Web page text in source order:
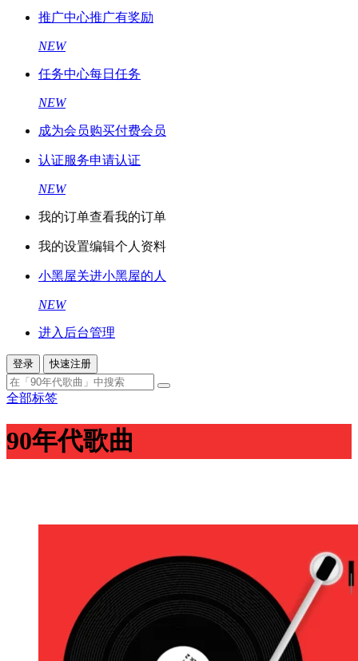
推广中心推广有奖励
NEW
任务中心每日任务
NEW
成为会员购买付费会员
认证服务申请认证
NEW
我的订单查看我的订单
我的设置编辑个人资料
小黑屋关进小黑屋的人
NEW
进入后台管理
登录 快速注册
全部标签
90年代歌曲